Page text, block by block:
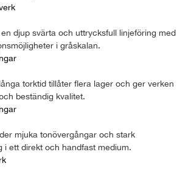
djup svärta och uttrycksfull linjeföring med
i gråskalan.
torktid tillåter flera lager och ger verken
beständig kvalitet.
mjuka tonövergångar och stark
i ett direkt och handfast medium.